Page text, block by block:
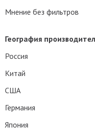
Мнение без фильтров
География
Россия
Китай
США
Германия
Япония